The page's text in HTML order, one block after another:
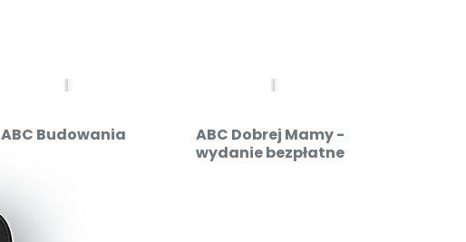
ABC Budowania
ABC Dobrej Mamy -
wydanie bezpłatne